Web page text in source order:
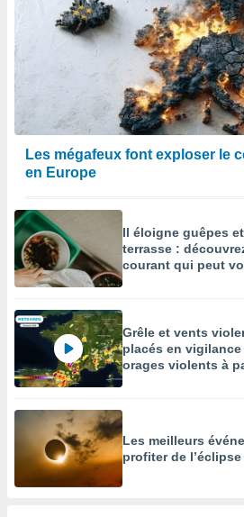
Les mégafeux font exploser le
en Europe
Il éloigne guêpes
terrasse :
courant qui peut
Grêle et vents
placés en
orages violents à
Les meilleurs
profiter de